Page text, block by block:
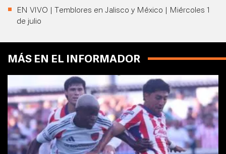
EN VIVO | Temblores en Jalisco y México | Miércoles 1
de julio
MÁS EN EL INFORMADOR